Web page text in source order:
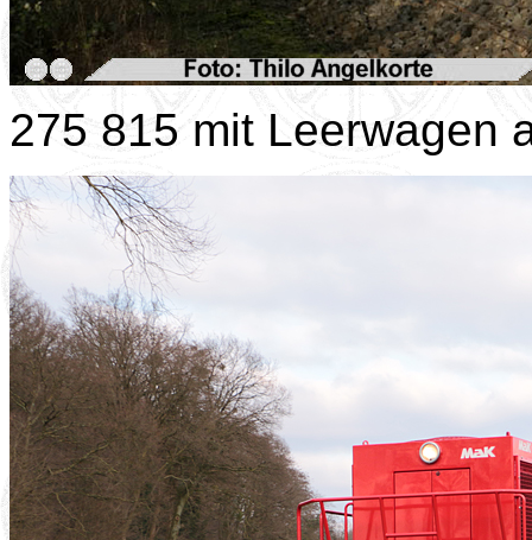
275 815 mit Leerwagen